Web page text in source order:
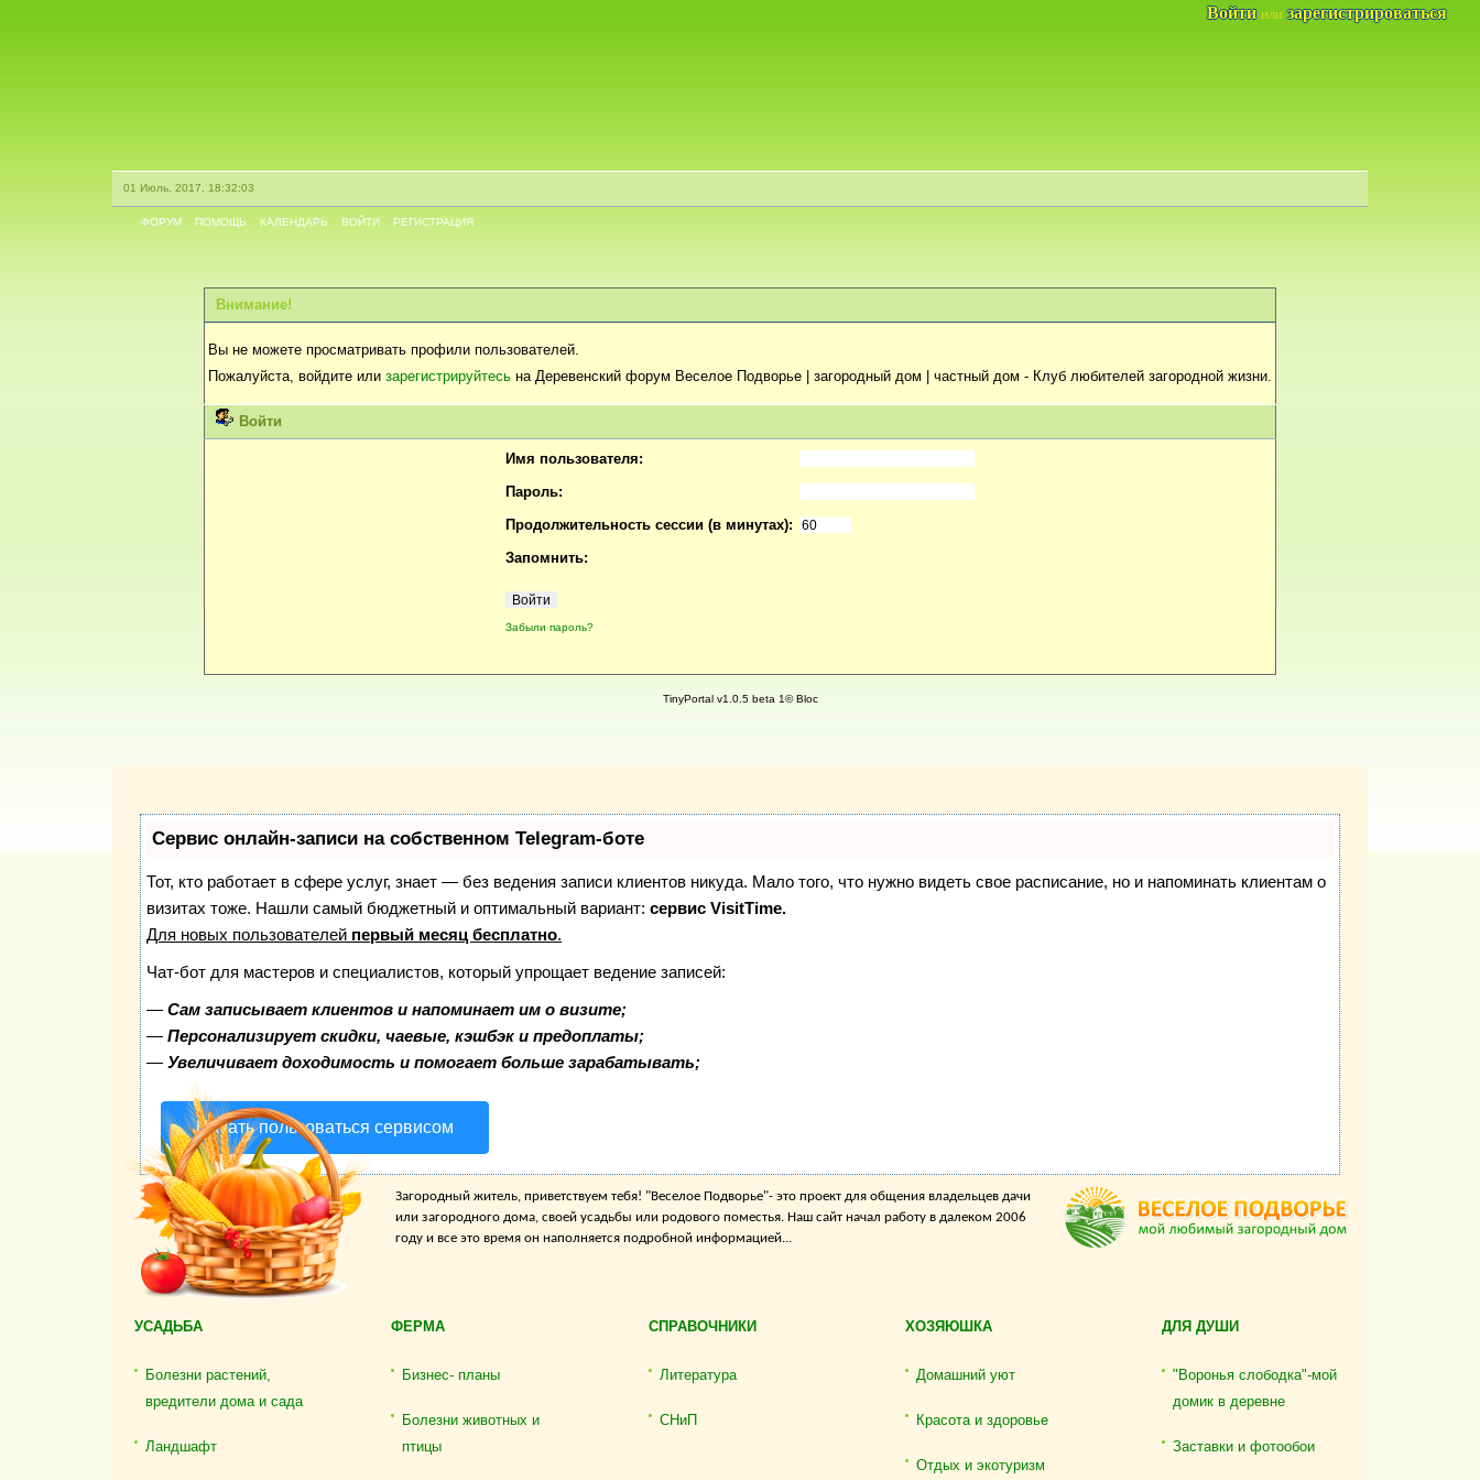
Войти или зарегистрироваться
01 Июль, 2017, 18:32:03
ФОРУМ ПОМОЩЬ КАЛЕНДАРЬ ВОЙТИ РЕГИСТРАЦИЯ
Внимание!
Вы не можете просматривать профили пользователей.
Пожалуйста, войдите или зарегистрируйтесь на Деревенский форум Веселое Подворье | загородный дом | частный дом - Клуб любителей загородной жизни.
Войти
Имя пользователя:
Пароль:
Продолжительность сессии (в минутах):
Запомнить:
Забыли пароль?
TinyPortal v1.0.5 beta 1© Bloc
Сервис онлайн-записи на собственном Telegram-боте
Тот, кто работает в сфере услуг, знает — без ведения записи клиентов никуда. Мало того, что нужно видеть свое расписание, но и напоминать клиентам о
визитах тоже. Нашли самый бюджетный и оптимальный вариант: сервис VisitTime.
Для новых пользователей первый месяц бесплатно.
Чат-бот для мастеров и специалистов, который упрощает ведение записей:
— Сам записывает клиентов и напоминает им о визите;
— Персонализирует скидки, чаевые, кэшбэк и предоплаты;
— Увеличивает доходимость и помогает больше зарабатывать;
Начать пользоваться сервисом
Загородный житель, приветствуем тебя! "Веселое Подворье"- это проект для общения владельцев дачи
или загородного дома, своей усадьбы или родового поместья. Наш сайт начал работу в далеком 2006
году и все это время он наполняется подробной информацией...
УСАДЬБА
Болезни растений,
вредители дома и сада
Ландшафт
ФЕРМА
Бизнес- планы
Болезни животных и
птицы
СПРАВОЧНИКИ
Литература
СНиП
ХОЗЯЮШКА
Домашний уют
Красота и здоровье
Отдых и экотуризм
ДЛЯ ДУШИ
"Воронья слободка"-мой
домик в деревне
Заставки и фотообои